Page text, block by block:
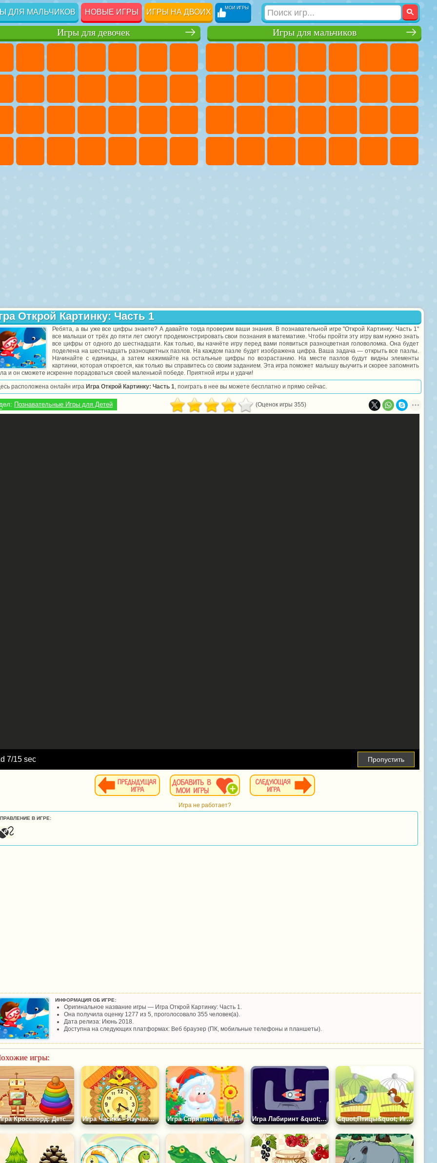
ДЛЯ МАЛЬЧИКОВ НОВЫЕ ИГРЫ ИГРЫ НА ДВОИХ МОИ ИГРЫ
Игры для мальчиков
Игры для девочек
Открой Картинку: Часть 1
Ребята, а вы уже все цифры знаете? А давайте тогда проверим ваши знания. В познавательной игре "Открой Картинку: Часть 1"
все малыши от трёх до пяти лет смогут продемонстрировать свои познания в математике. Чтобы пройти эту игру вам нужно знать
все цифры от одного до шестнадцати. Как только, вы начнёте игру перед вами появиться разноцветная головоломка. Она будет
поделена на шестнадцать разноцветных пазлов. На каждом пазле будет изображена цифра. Ваша задача — открыть все пазлы.
Начинайте с единицы, а затем нажимайте на остальные цифры по возрастанию. На месте пазлов будут видны элементы
картинки, которая откроется, как только вы справитесь со своим заданием. Эта игра поможет малышу выучить и скорее запомнить
и он сможете искренне порадоваться своей маленькой победе. Приятной игры и удачи!
расположена онлайн игра Игра Открой Картинку: Часть 1, поиграть в нее вы можете бесплатно и прямо сейчас.
Познавательные Игры для Детей
лет
(Оценок игры 355)
8/15 sec Пропустить
Игра не работает?
В ИГРЕ:
ИНФОРМАЦИЯ ОБ ИГРЕ:
Оригинальное название игры — Игра Открой Картинку: Часть 1.
Она получила оценку 1277 из 5, проголосовало 355 человек(а).
Дата релиза: Июнь 2018.
Доступна на следующих платформах: Веб браузер (ПК, мобильные телефоны и планшеты).
игры:
Игра Кроссворд: Детские Игрушки Игра Часики - Изучаем Время Игра Спрятанные Цифры Игра Лабиринт &quot;Космический Корабль&quot; &quot;Птицы&quot; Игра 1